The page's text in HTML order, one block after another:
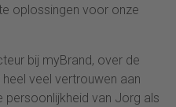
oplossingen voor onze
bij myBrand, over de
heel veel vertrouwen aan
persoonlijkheid van Jorg als